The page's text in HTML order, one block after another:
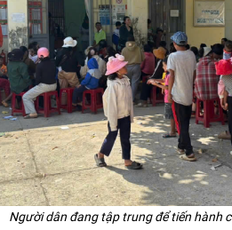
Người dân đang tập trung để tiến hành